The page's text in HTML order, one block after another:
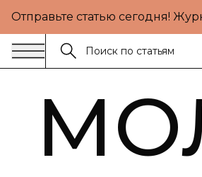
Отправьте статью сегодня!